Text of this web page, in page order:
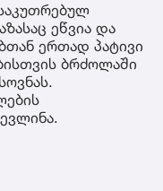
ეწვია და
ერთად პატივი
ბრძოლაში